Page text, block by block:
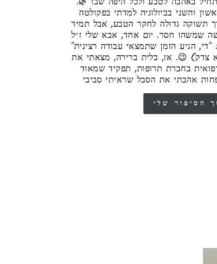
והשני בביולוגיה למדתי בפקולטה
תשוקה גדולה לחקר הטבע, אבל תמיד
שמשהו חסר. יום אחד, אבא שלי ז״ל
הגיע הזמן שתמצאי עבודה רצינית"
צדק) 😉. אז, בלית ברירה, מצאתי את
בחברת תרופות, תפקיד שמאוד
אהבתי את הסבל שראיתי סביבי